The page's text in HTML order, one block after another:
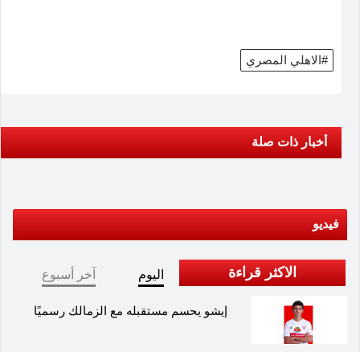
#الاهلي المصري
أخبار ذات صلة
فيديو
الاكثر قراءة اليوم آخر أسبوع
إيشو يحسم مستقبله مع الزمالك رسميًا